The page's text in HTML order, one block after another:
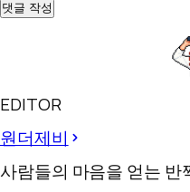
댓글 작성
EDITOR
원더제비
사람들의 마음을 얻는 반